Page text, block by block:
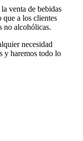
venta de bebidas
que a los clientes
no alcohólicas.
necesidad
y haremos todo lo